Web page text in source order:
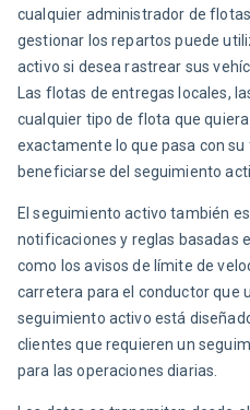
cualquier administrador de
gestionar los repartos puede
activo si desea rastrear sus
Las flotas de entregas locales,
cualquier tipo de flota que
exactamente lo que pasa con
beneficiarse del seguimiento
El seguimiento activo también
notificaciones y reglas basadas
como los avisos de límite de
carretera para el conductor que
seguimiento activo está
clientes que requieren un
para las operaciones diarias.